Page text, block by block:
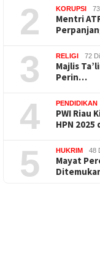
2 KORUPSI
Mentri
3 RELIGI 72
Majlis
Perin…
4 PENDIDIKAN
PWI Riau
HPN
5 HUKRIM 48
Mayat